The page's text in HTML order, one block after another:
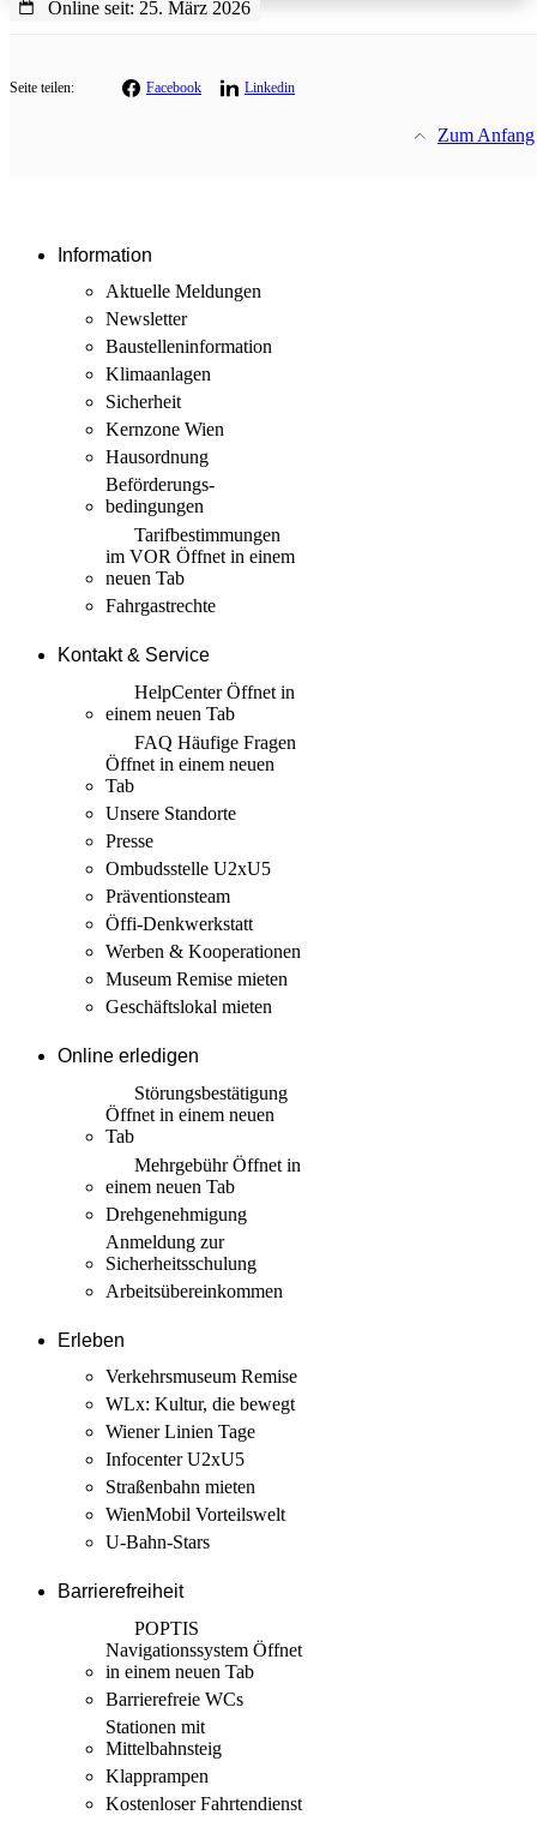
Online seit: 25. März 2026
Seite teilen: Facebook Linkedin
Zum Anfang
Information
Aktuelle Meldungen
Newsletter
Baustellen­information
Klimaanlagen
Sicherheit
Kernzone Wien
Hausordnung
Beförderungs­
bedingungen
Tarif­bestimmungen
im VOR Öffnet in einem
neuen Tab
Fahrgastrechte
Kontakt & Service
HelpCenterÖffnet in
einem neuen Tab
FAQ Häufige Fragen
Öffnet in einem neuen
Tab
Unsere Standorte
Presse
Ombudsstelle U2xU5
Präventionsteam
Öffi-Denkwerkstatt
Werben & Kooperationen
Museum Remise mieten
Geschäftslokal mieten
Online erledigen
Störungs­bestätigung
Öffnet in einem neuen
Tab
MehrgebührÖffnet in
einem neuen Tab
Drehgenehmigung
Anmeldung zur
Sicherheits­schulung
Arbeits­übereinkommen
Erleben
Verkehrsmuseum Remise
WLx: Kultur, die bewegt
Wiener Linien Tage
Infocenter U2xU5
Straßenbahn mieten
WienMobil Vorteilswelt
U-Bahn-Stars
Barrierefreiheit
POPTIS
Navigationssystem Öffnet
in einem neuen Tab
Barrierefreie WCs
Stationen mit
Mittelbahnsteig
Klapprampen
Kostenloser Fahrtendienst